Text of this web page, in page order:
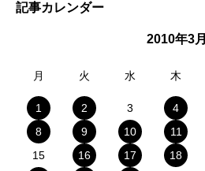
記事カレンダー
2010年3月
月 火 水 木
1 2 3 4
8
9 10 11
15
16 17 18